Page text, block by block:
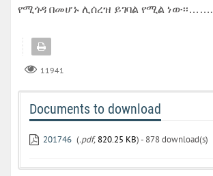
የሚጎዳ በመሆኑ ሊሰረዝ ይገባል የሚል ነው፡፡…….
11941
Documents to download
201746 (.pdf, 820.25 KB) - 878 download(s)